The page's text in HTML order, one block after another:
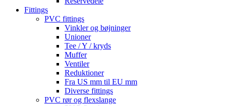
Fittings
PVC fittings
Vinkler og bøjninger
Unioner
Tee / Y / kryds
Muffer
Ventiler
Reduktioner
Fra US mm til EU mm
Diverse fittings
PVC rør og flexslange